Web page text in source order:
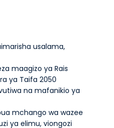
usalama,
maagizo ya Rais
ya Taifa 2050
na mafanikio ya
mchango wa wazee
ya elimu, viongozi